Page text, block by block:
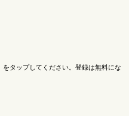
タップしてください。登録は無料にな